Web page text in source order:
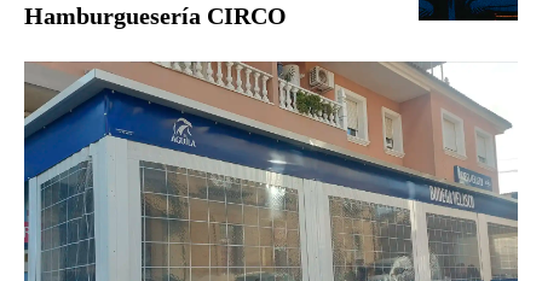
Hamburguesería CIRCO